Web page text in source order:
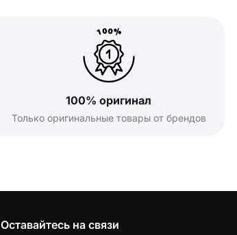
100% оригинал
Только оригинальные товары от брендов
Оставайтесь на связи